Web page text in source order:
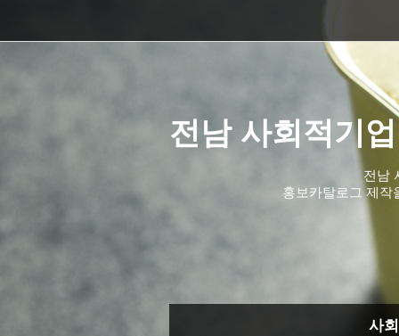
전남 사회적기
전남
홍보카탈로그 제작
사